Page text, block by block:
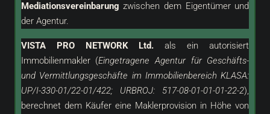
Mediationsvereinbarung zwischen dem Eigentümer und
der Agentur.
VISTA PRO NETWORK Ltd. als einautorisiert
Immobilienmakler (Eingetragene Agentur für Geschäfts-
und Vermittlungsgeschäfte im Immobilienbereich KLASA:
UP/I-330-01/22-01/422; URBROJ: 517-08-01-01-01-22-2),
berechnet dem Käufer eine Maklerprovision in Höhe von